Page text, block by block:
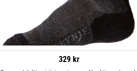
329 kr